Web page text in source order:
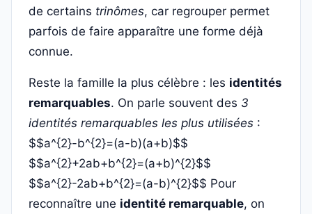
de certains trinômes, car regrouper permet
parfois de faire apparaître une forme déjà
connue.
Reste la famille la plus célèbre : les identités
remarquables. On parle souvent des 3
identités remarquables les plus utilisées :
$$a^{2}-b^{2}=(a-b)(a+b)$$
$$a^{2}+2ab+b^{2}=(a+b)^{2}$$
$$a^{2}-2ab+b^{2}=(a-b)^{2}$$ Pour
reconnaître une identité remarquable, on